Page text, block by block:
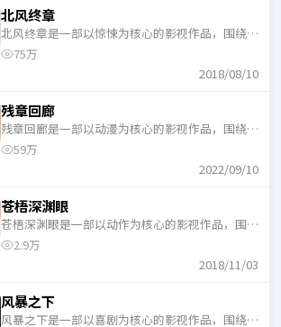
北风终章
北风终章是一部以惊悚为核心的影视作品，围绕危
机、反转与人物成长展开，整体节奏紧凑，适合一
75万
2018/08/10
残章回廊
残章回廊是一部以动漫为核心的影视作品，围绕危
机、反转与人物成长展开，整体节奏紧凑，适合一
59万
2022/09/10
苍梧深渊眼
苍梧深渊眼是一部以动作为核心的影视作品，围绕
危机、反转与人物成长展开，整体节奏紧凑，适合
2.9万
2018/11/03
风暴之下
风暴之下是一部以喜剧为核心的影视作品，围绕危